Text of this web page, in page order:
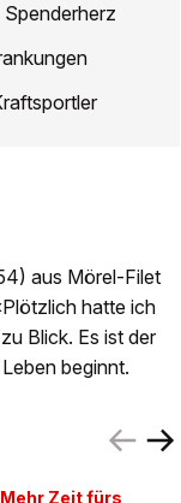
aus Mörel-Filet
hatte ich
Blick. Es ist der
beginnt.
Mehr Zeit fürs